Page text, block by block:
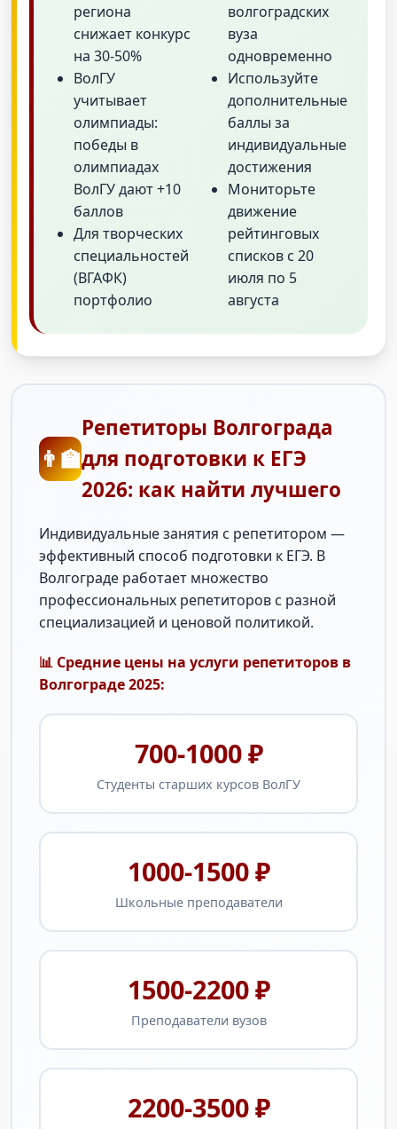
региона
снижает конкурс
на 30-50%
ВолГУ
учитывает
олимпиады:
победы в
олимпиадах
ВолГУ дают +10
баллов
Для творческих
специальностей
(ВГАФК)
портфолио
волгоградских
вуза
одновременно
Используйте
дополнительные
баллы за
индивидуальные
достижения
Мониторьте
движение
рейтинговых
списков с 20
июля по 5
августа
👨‍🏫
Репетиторы Волгограда
для подготовки к ЕГЭ
2026: как найти лучшего
Индивидуальные занятия с репетитором —
эффективный способ подготовки к ЕГЭ. В
Волгограде работает множество
профессиональных репетиторов с разной
специализацией и ценовой политикой.
📊 Средние цены на услуги репетиторов в
Волгограде 2025:
700-1000 ₽
Студенты старших курсов ВолГУ
1000-1500 ₽
Школьные преподаватели
1500-2200 ₽
Преподаватели вузов
2200-3500 ₽